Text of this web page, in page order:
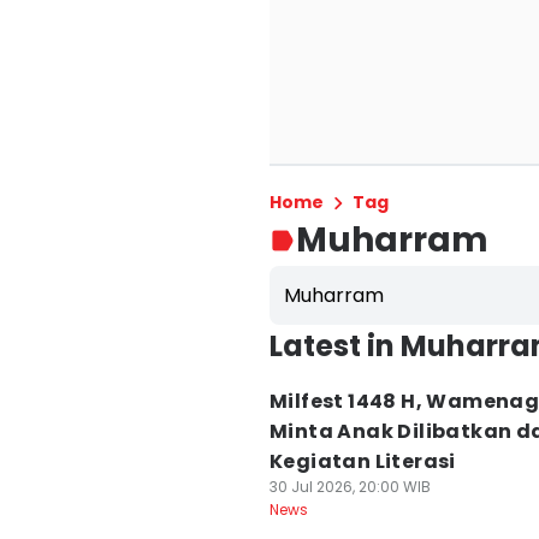
Home Tag
Muharram
Muharram
Latest in
Milfest 1448 H, Wamenag
Minta Anak Dilibatkan
Kegiatan Literasi
30 Jul 2026, 20:00 WIB
News